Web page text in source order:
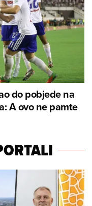
do pobjede na
A ovo ne pamte